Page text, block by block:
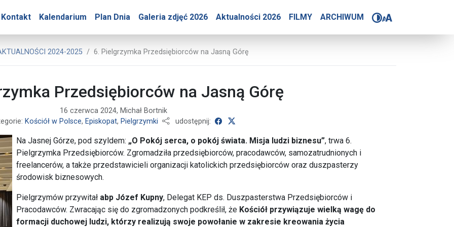
Kontakt Kalendarium Plan Dnia Galeria zdjęć 2026 Aktualności 2026 FILMY ARCHIWUM
– 6. Pielgrzymka Przedsiębiorców na Jasną
Prasowe Jasnej Góry
2024-2025 6. Pielgrzymka Przedsiębiorców na Jasną Górę
Przedsiębiorców na Jasną Górę
16 czerwca 2024, Michał Bortnik
Kościół w Polsce, Episkopat, Pielgrzymki udostępnij: udostępnij na Facebooku
Na Jasnej Górze, pod szyldem: „O Pokój serca, o pokój świata. Misja ludzi biznesu”, trwa 6.
Pielgrzymka Przedsiębiorców. Zgromadziła przedsiębiorców, pracodawców, samozatrudnionych i
freelancerów, a także przedstawicieli organizacji katolickich przedsiębiorców oraz duszpasterzy
środowisk biznesowych.
Pielgrzymów przywitał abp Józef Kupny, Delegat KEP ds. Duszpasterstwa Przedsiębiorców i
Pracodawców. Zwracając się do zgromadzonych podkreślił, że Kościół przywiązuje wielką wagę do
formacji duchowej ludzi, którzy realizują swoje powołanie w zakresie kreowania życia